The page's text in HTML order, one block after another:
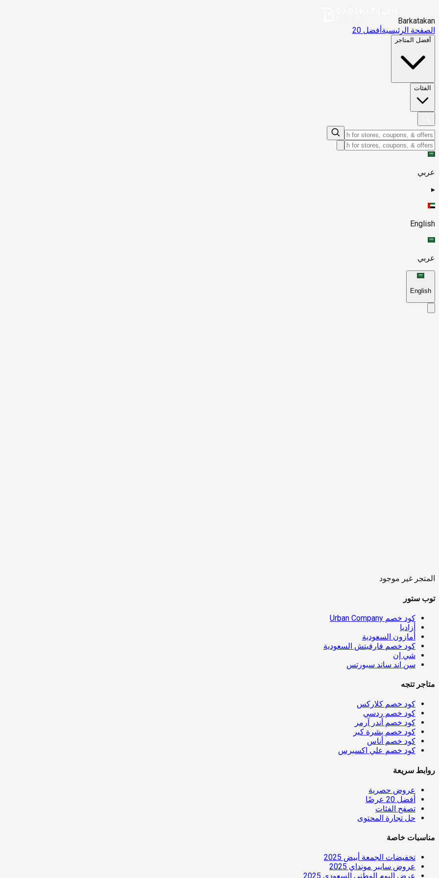
Barkatakan
الصفحة الرئيسيةأفضل 20
أفضل المتاجر
الفئات
عربي
▸
English
عربي
English
المتجر غير موجود
توب ستور
كود خصم Urban Company
أزاديا
أمازون السعودية
كود خصم فارفيتش السعودية
شي إن
سن اند ساند سبورتس
متاجر تتجه
كود خصم كلاركس
كود خصم ردسي
كود خصم أندر آرمر
كود خصم بشرة كير
كود خصم أناس
كود خصم علي اكسبرس
روابط سريعة
عروض حصرية
أفضل 20 عرضًا
تصفح الفئات
حل تجارة المحتوى
مناسبات خاصة
تخفيضات الجمعة أبيض 2025
عروض سايبر مونداي 2025
عرض اليوم الوطني السعودي 2025